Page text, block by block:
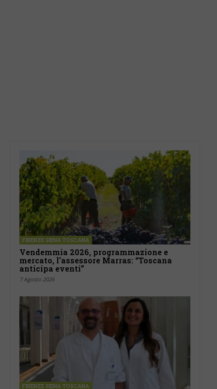
FIRENZE SIENA TOSCANA
Vendemmia 2026, programmazione e
mercato, l’assessore Marras: “Toscana
anticipa eventi”
7 Agosto 2026
FIRENZE SIENA TOSCANA